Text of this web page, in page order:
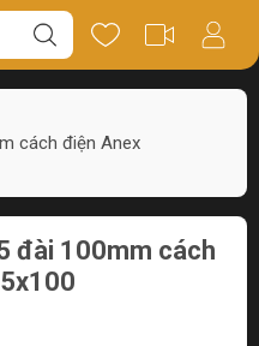
cách điện Anex
Thông số Review
đài 100mm cách